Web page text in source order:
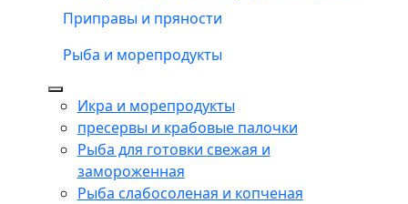
Приправы и пряности
Рыба и морепродукты
Икра и морепродукты
пресервы и крабовые палочки
Рыба для готовки свежая и
замороженная
Рыба слабосоленая и копченая